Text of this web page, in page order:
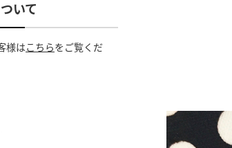
いて
様はこちらをご覧くだ